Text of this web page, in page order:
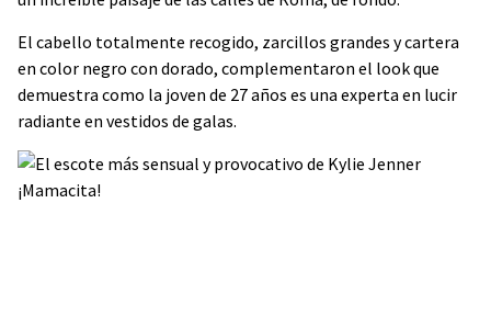
El cabello totalmente recogido, zarcillos grandes y cartera
en color negro con dorado, complementaron el look que
demuestra como la joven de 27 años es una experta en lucir
radiante en vestidos de galas.